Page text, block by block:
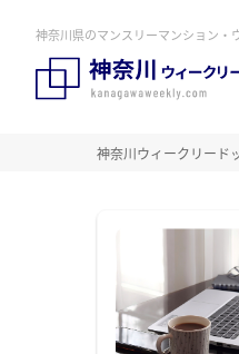
神奈川県のマンスリーマンション・
神奈川ウィークリード